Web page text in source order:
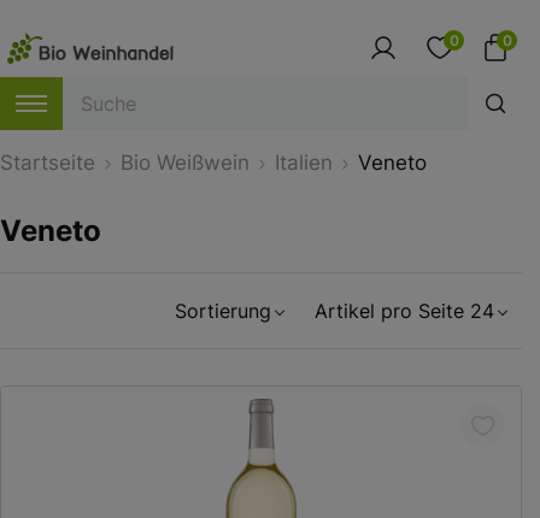
0 0
Startseite Bio Weißwein Italien Veneto
Veneto
Sortierung Artikel pro Seite 24